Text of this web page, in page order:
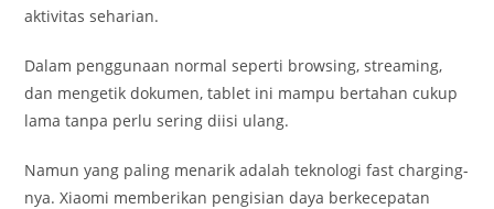
aktivitas seharian.
Dalam penggunaan normal seperti browsing, streaming,
dan mengetik dokumen, tablet ini mampu bertahan cukup
lama tanpa perlu sering diisi ulang.
Namun yang paling menarik adalah teknologi fast charging-
nya. Xiaomi memberikan pengisian daya berkecepatan